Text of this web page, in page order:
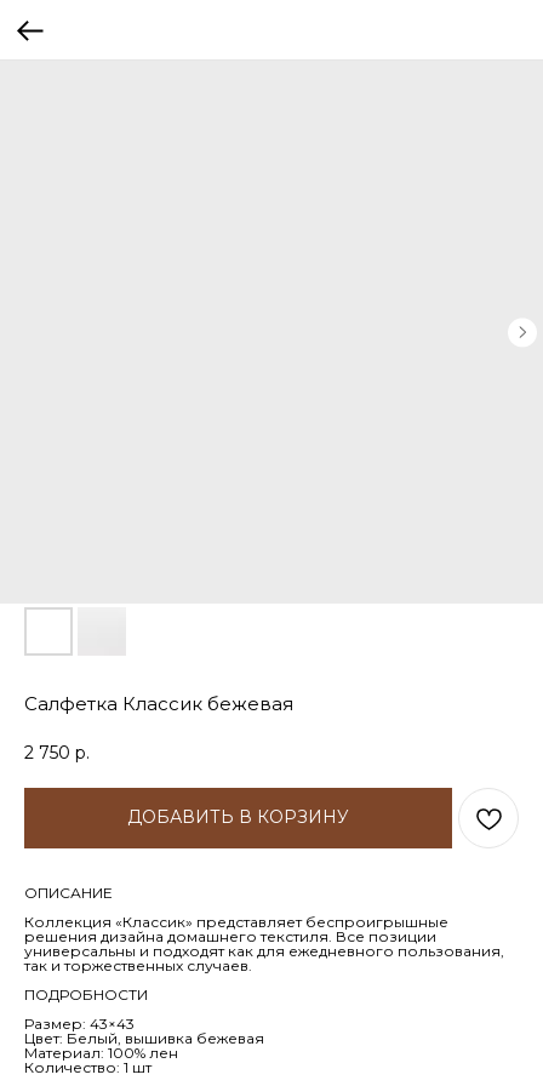
Салфетка Классик бежевая
2 750 р.
ДОБАВИТЬ В КОРЗИНУ
ОПИСАНИЕ
Коллекция «Классик» представляет беспроигрышные
решения дизайна домашнего текстиля. Все позиции
универсальны и подходят как для ежедневного пользования,
так и торжественных случаев.
ПОДРОБНОСТИ
Размер: 43×43
Цвет: Белый, вышивка бежевая
Материал: 100% лен
Количество: 1 шт